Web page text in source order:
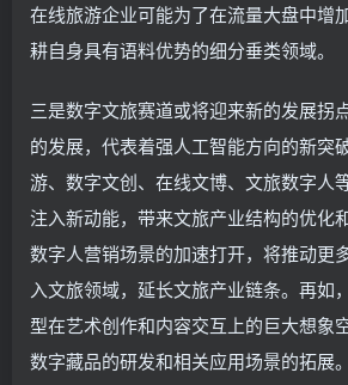
在线旅游企业可能为了在流量大盘中增
耕自身具有语料优势的细分垂类领域。
三是数字文旅赛道或将迎来新的发展拐
的发展，代表着强人工智能方向的新突
游、数字文创、在线文博、文旅数字人
注入新动能，带来文旅产业结构的优化
数字人营销场景的加速打开，将推动更
入文旅领域，延长文旅产业链条。再如
型在艺术创作和内容交互上的巨大想象
数字藏品的研发和相关应用场景的拓展。